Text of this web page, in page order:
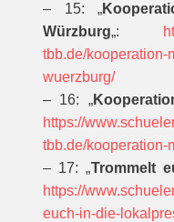
– 15: „
Würzburg„:
tbb.de/kooperation-
wuerzburg/
– 16: „
https://
tbb.de/kooperation-
– 17: „Trommelt
https://
euch-in-die-